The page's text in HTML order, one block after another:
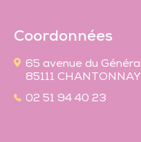
Coordonnées
65 avenue du
85111
02 51 94 40 23